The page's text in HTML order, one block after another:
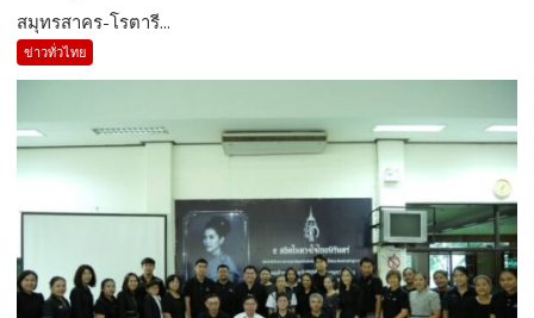
สมุทรสาคร-โรตารี...
ข่าวทั่วไทย